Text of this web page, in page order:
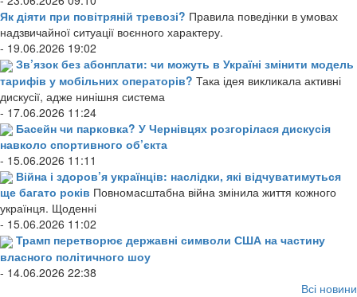
Як діяти при повітряній тревозі? Правила поведінки в умовах
надзвичайної ситуації воєнного характеру.
- 19.06.2026 19:02
Зв’язок без абонплати: чи можуть в Україні змінити модель
тарифів у мобільних операторів? Така ідея викликала активні
дискусії, адже нинішня система
- 17.06.2026 11:24
Басейн чи парковка? У Чернівцях розгорілася дискусія
навколо спортивного об’єкта
- 15.06.2026 11:11
Війна і здоров’я українців: наслідки, які відчуватимуться
ще багато років Повномасштабна війна змінила життя кожного
українця. Щоденні
- 15.06.2026 11:02
Трамп перетворює державні символи США на частину
власного політичного шоу
- 14.06.2026 22:38
Всі новини